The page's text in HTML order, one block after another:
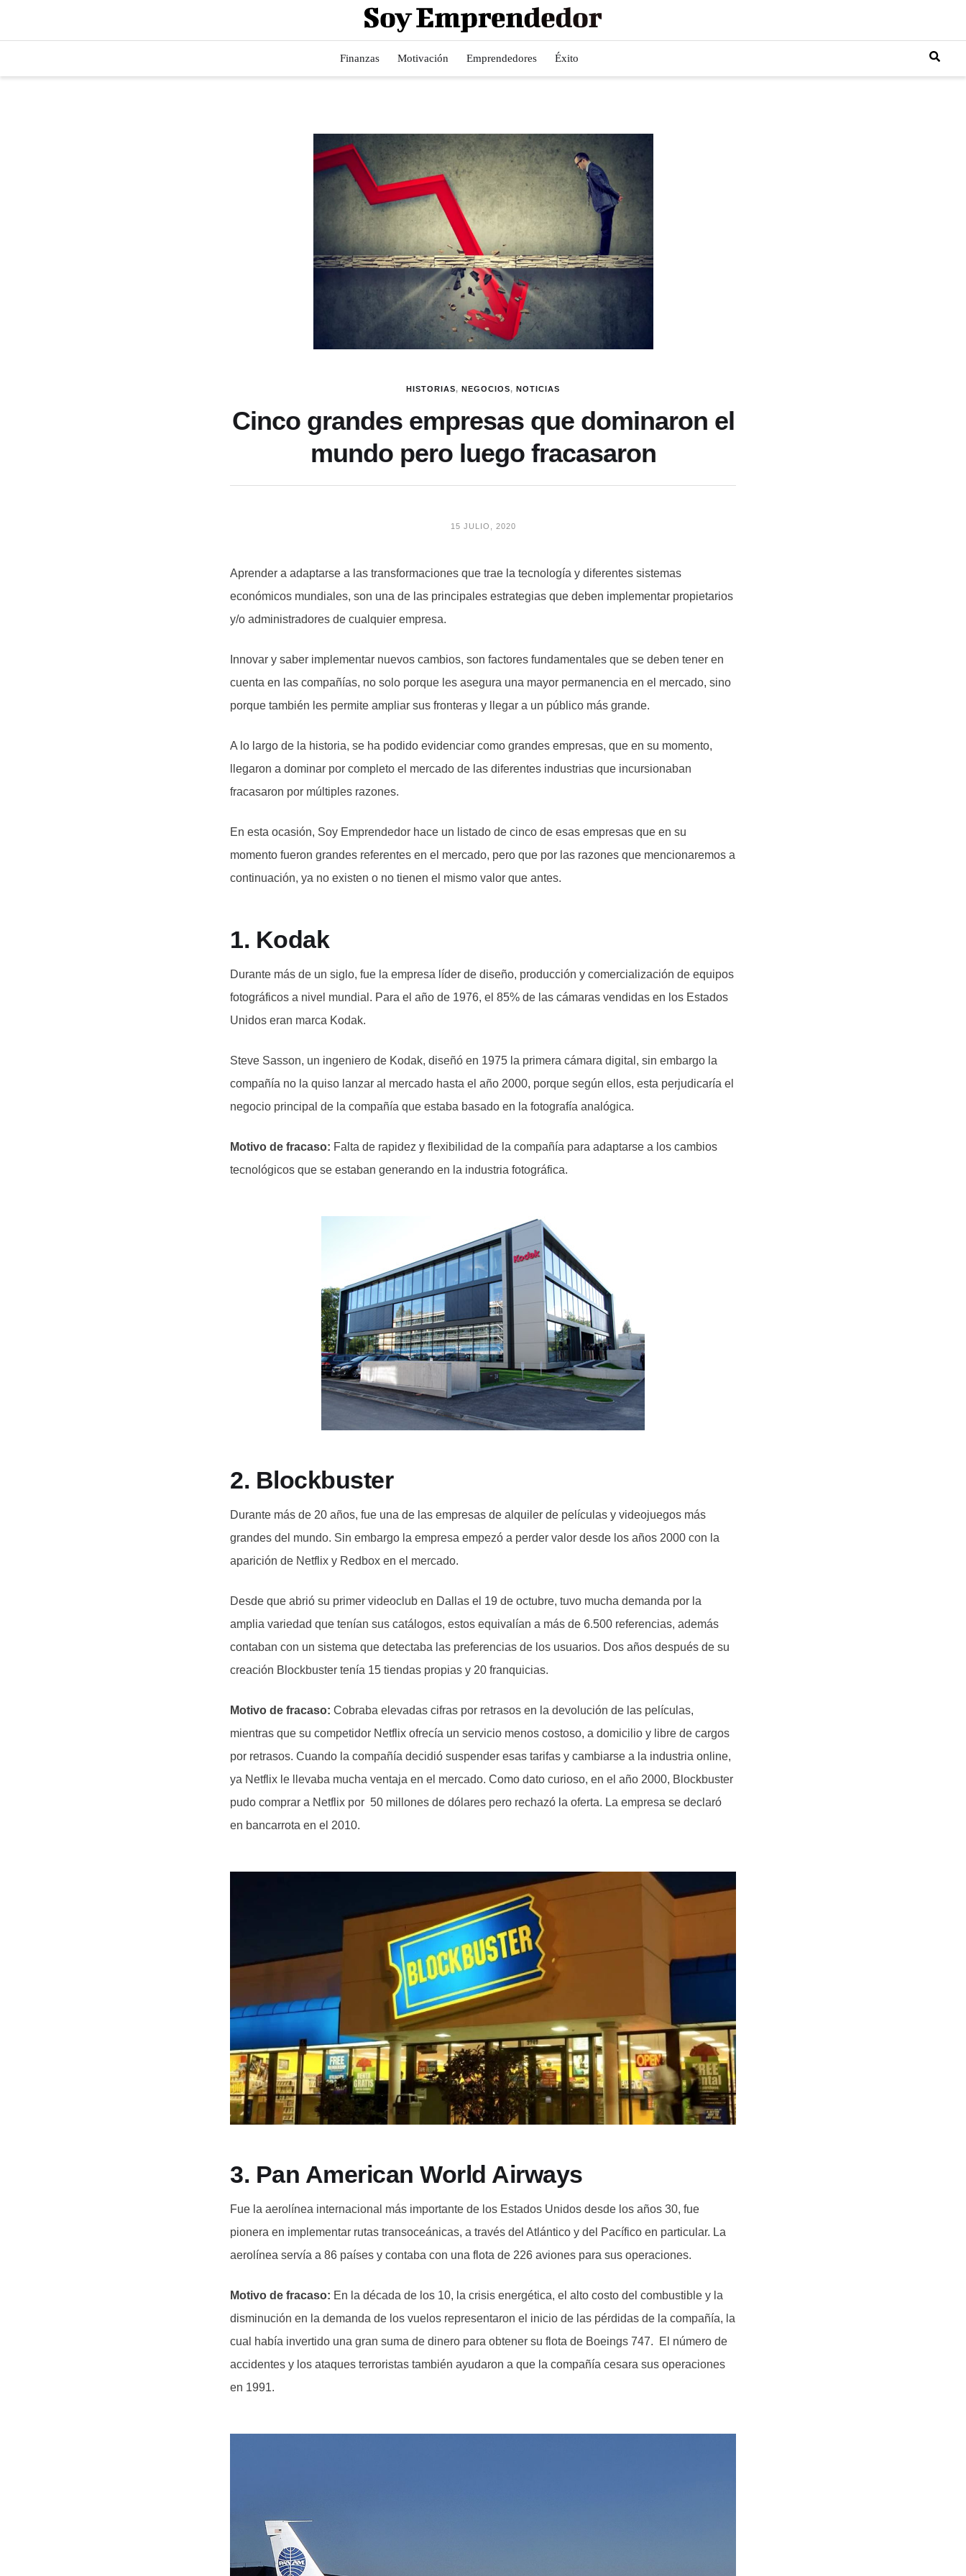
Finanzas Motivación Emprendedores Éxito
HISTORIAS, NEGOCIOS, NOTICIAS
Cinco grandes empresas que dominaron el
mundo pero luego fracasaron
15 JULIO, 2020
Aprender a adaptarse a las transformaciones que trae la tecnología y diferentes sistemas
económicos mundiales, son una de las principales estrategias que deben implementar propietarios
y/o administradores de cualquier empresa.
Innovar y saber implementar nuevos cambios, son factores fundamentales que se deben tener en
cuenta en las compañías, no solo porque les asegura una mayor permanencia en el mercado, sino
porque también les permite ampliar sus fronteras y llegar a un público más grande.
A lo largo de la historia, se ha podido evidenciar como grandes empresas, que en su momento,
llegaron a dominar por completo el mercado de las diferentes industrias que incursionaban
fracasaron por múltiples razones.
En esta ocasión, Soy Emprendedor hace un listado de cinco de esas empresas que en su
momento fueron grandes referentes en el mercado, pero que por las razones que mencionaremos a
continuación, ya no existen o no tienen el mismo valor que antes.
1. Kodak
Durante más de un siglo, fue la empresa líder de diseño, producción y comercialización de equipos
fotográficos a nivel mundial. Para el año de 1976, el 85% de las cámaras vendidas en los Estados
Unidos eran marca Kodak.
Steve Sasson, un ingeniero de Kodak, diseñó en 1975 la primera cámara digital, sin embargo la
compañía no la quiso lanzar al mercado hasta el año 2000, porque según ellos, esta perjudicaría el
negocio principal de la compañía que estaba basado en la fotografía analógica.
Motivo de fracaso: Falta de rapidez y flexibilidad de la compañía para adaptarse a los cambios
tecnológicos que se estaban generando en la industria fotográfica.
2. Blockbuster
Durante más de 20 años, fue una de las empresas de alquiler de películas y videojuegos más
grandes del mundo. Sin embargo la empresa empezó a perder valor desde los años 2000 con la
aparición de Netflix y Redbox en el mercado.
Desde que abrió su primer videoclub en Dallas el 19 de octubre, tuvo mucha demanda por la
amplia variedad que tenían sus catálogos, estos equivalían a más de 6.500 referencias, además
contaban con un sistema que detectaba las preferencias de los usuarios. Dos años después de su
creación Blockbuster tenía 15 tiendas propias y 20 franquicias.
Motivo de fracaso: Cobraba elevadas cifras por retrasos en la devolución de las películas,
mientras que su competidor Netflix ofrecía un servicio menos costoso, a domicilio y libre de cargos
por retrasos. Cuando la compañía decidió suspender esas tarifas y cambiarse a la industria online,
ya Netflix le llevaba mucha ventaja en el mercado. Como dato curioso, en el año 2000, Blockbuster
pudo comprar a Netflix por 50 millones de dólares pero rechazó la oferta. La empresa se declaró
en bancarrota en el 2010.
3. Pan American World Airways
Fue la aerolínea internacional más importante de los Estados Unidos desde los años 30, fue
pionera en implementar rutas transoceánicas, a través del Atlántico y del Pacífico en particular. La
aerolínea servía a 86 países y contaba con una flota de 226 aviones para sus operaciones.
Motivo de fracaso: En la década de los 10, la crisis energética, el alto costo del combustible y la
disminución en la demanda de los vuelos representaron el inicio de las pérdidas de la compañía, la
cual había invertido una gran suma de dinero para obtener su flota de Boeings 747. El número de
accidentes y los ataques terroristas también ayudaron a que la compañía cesara sus operaciones
en 1991.